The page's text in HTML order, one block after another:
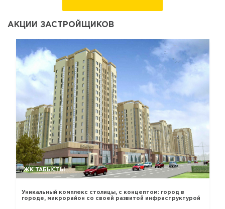
АКЦИИ ЗАСТРОЙЩИКОВ
ЖК ТАБЫСТЫ
Уникальный комплекс столицы, с концептом: город в
городе, микрорайон со своей развитой инфраструктурой